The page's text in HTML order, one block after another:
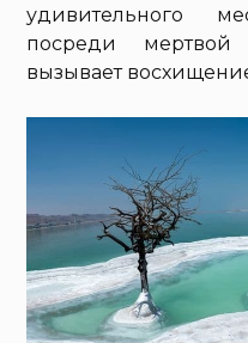
удивительного
посреди
вызывает